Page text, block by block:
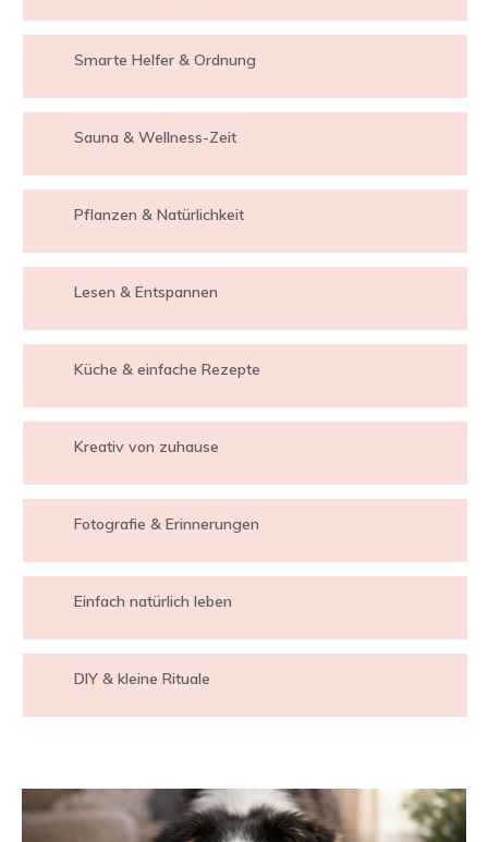
Smarte Helfer & Ordnung
Sauna & Wellness-Zeit
Pflanzen & Natürlichkeit
Lesen & Entspannen
Küche & einfache Rezepte
Kreativ von zuhause
Fotografie & Erinnerungen
Einfach natürlich leben
DIY & kleine Rituale